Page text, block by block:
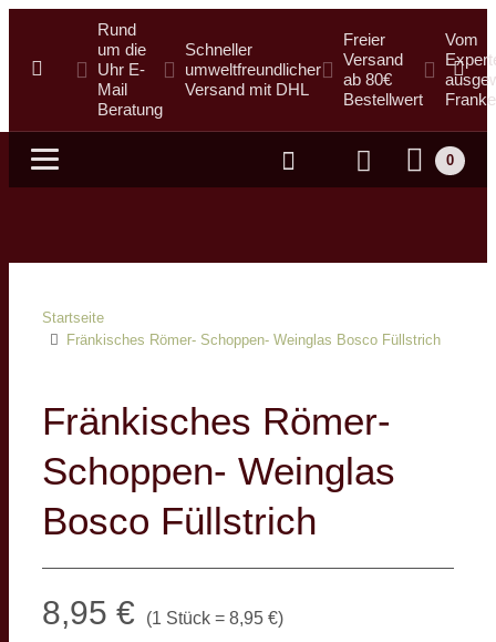
Rund
um die
Uhr E-
Mail
Beratung
Schneller
umweltfreundlicher
Versand mit DHL
Freier
Versand
ab 80€
Bestellwert
Vom
Suche
0
Startseite
Fränkisches Römer- Schoppen- Weinglas Bosco Füllstrich
Fränkisches Römer-
Schoppen- Weinglas
Bosco Füllstrich
8,95 € (1 Stück = 8,95 €)